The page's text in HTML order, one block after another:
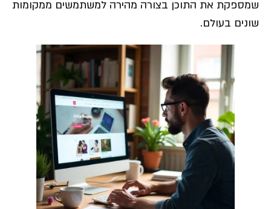
שמספקת את התוכן בצורה מהירה למשתמשים ממקומות
שונים בעולם.